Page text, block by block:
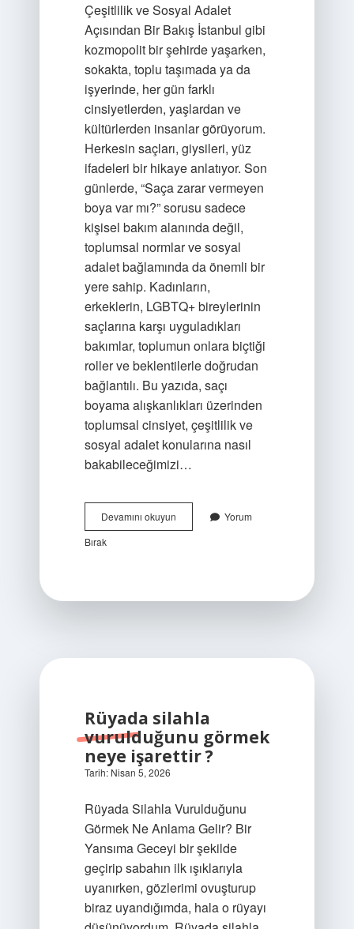
Çeşitlilik ve Sosyal Adalet
Açısından Bir Bakış İstanbul gibi
kozmopolit bir şehirde yaşarken,
sokakta, toplu taşımada ya da
işyerinde, her gün farklı
cinsiyetlerden, yaşlardan ve
kültürlerden insanlar görüyorum.
Herkesin saçları, giysileri, yüz
ifadeleri bir hikaye anlatıyor. Son
günlerde, “Saça zarar vermeyen
boya var mı?” sorusu sadece
kişisel bakım alanında değil,
toplumsal normlar ve sosyal
adalet bağlamında da önemli bir
yere sahip. Kadınların,
erkeklerin, LGBTQ+ bireylerinin
saçlarına karşı uyguladıkları
bakımlar, toplumun onlara biçtiği
roller ve beklentilerle doğrudan
bağlantılı. Bu yazıda, saçı
boyama alışkanlıkları üzerinden
toplumsal cinsiyet, çeşitlilik ve
sosyal adalet konularına nasıl
bakabileceğimizi…
Devamını okuyunSaça
zarar
?
Yorum
Bırak
Rüyada silahla
vurulduğunu görmek
neye işarettir ?
Tarih: Nisan 5, 2026
Rüyada Silahla Vurulduğunu
Görmek Ne Anlama Gelir? Bir
Yansıma Geceyi bir şekilde
geçirip sabahın ilk ışıklarıyla
uyanırken, gözlerimi ovuşturup
biraz uyandığımda, hala o rüyayı